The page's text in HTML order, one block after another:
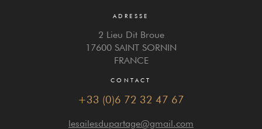
ADRESSE
2 Lieu Dit Broue
17600 SAINT SORNIN
FRANCE
CONTACT
+33 (0)6 72 32 47 67
lesailesdupartage@gmail.com